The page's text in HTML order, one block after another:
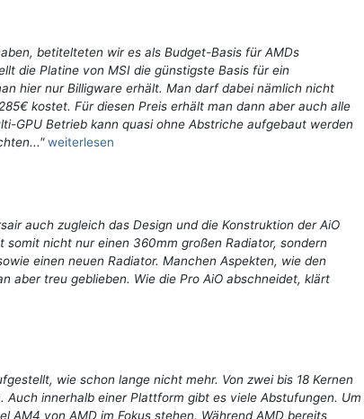
betitelteten wir es als Budget-Basis für AMDs
die Platine von MSI die günstigste Basis für ein
hier nur Billigware erhält. Man darf dabei nämlich nicht
kostet. Für diesen Preis erhält man dann aber auch alle
GPU Betrieb kann quasi ohne Abstriche aufgebaut werden
weiterlesen
auch zugleich das Design und die Konstruktion der AiO
somit nicht nur einen 360mm großen Radiator, sondern
einen neuen Radiator. Manchen Aspekten, wie den
aber treu geblieben. Wie die Pro AiO abschneidet, klärt
wie schon lange nicht mehr. Von zwei bis 18 Kernen
innerhalb einer Plattform gibt es viele Abstufungen. Um
AM4 von AMD im Fokus stehen. Während AMD bereits